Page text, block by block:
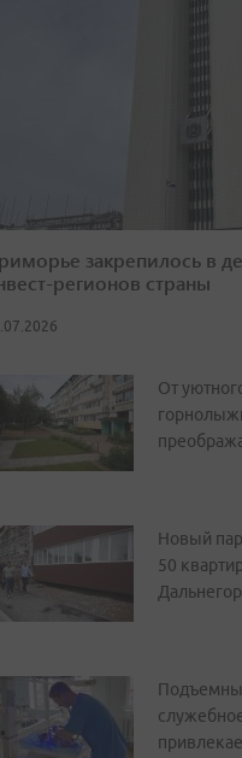
закрепилось в
регионов страны
От
Новый
50